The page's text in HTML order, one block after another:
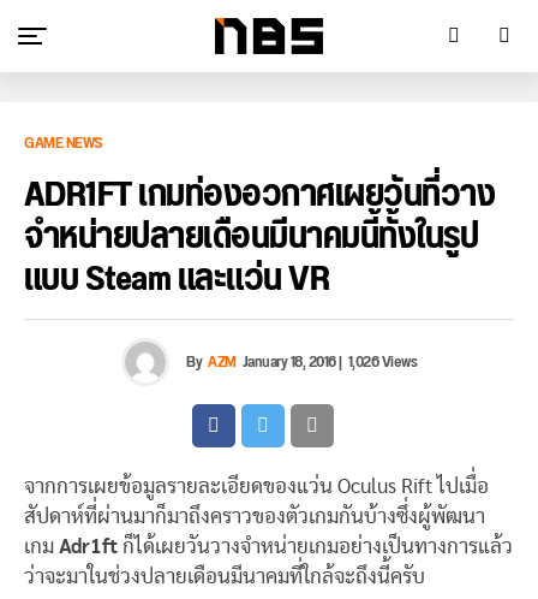
GAME NEWS
ADR1FT เกมท่องอวกาศเผยวันที่วาง
จำหน่ายปลายเดือนมีนาคมนี้ทั้งในรูป
แบบ Steam และแว่น VR
ByAZM January 18, 2016| 1,026 Views
จากการเผยข้อมูลรายละเอียดของแว่น Oculus Rift ไปเมื่อ
สัปดาห์ที่ผ่านมาก็มาถึงคราวของตัวเกมกันบ้างซึ่งผู้พัฒนา
เกม Adr1ft ก็ได้เผยวันวางจำหน่ายเกมอย่างเป็นทางการแล้ว
ว่าจะมาในช่วงปลายเดือนมีนาคมที่ใกล้จะถึงนี้ครับ